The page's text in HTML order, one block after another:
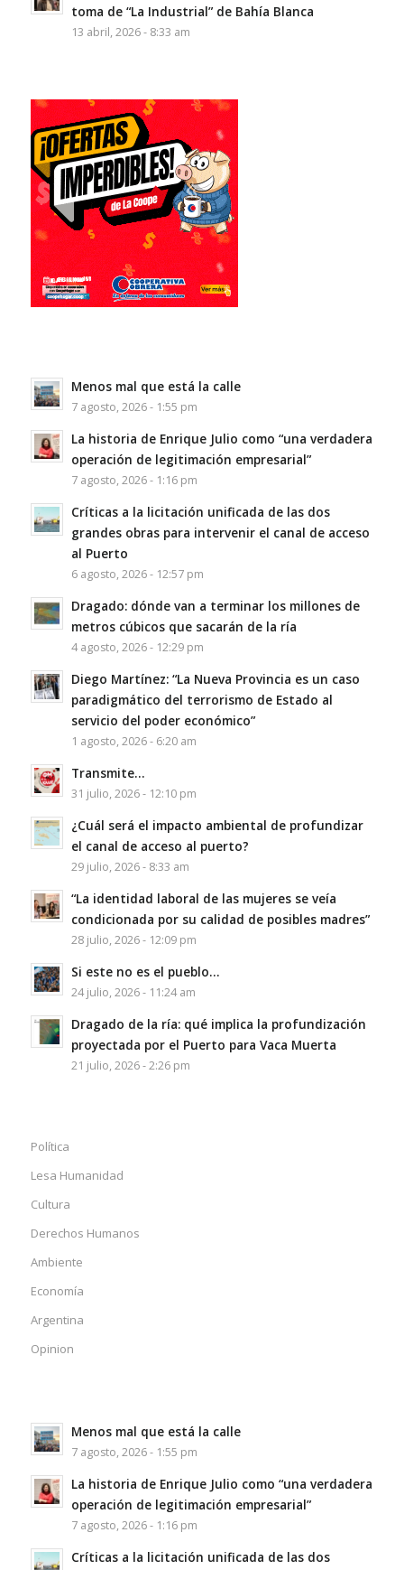
toma de “La Industrial” de Bahía Blanca
13 abril, 2026 - 8:33 am
Menos mal que está la calle
7 agosto, 2026 - 1:55 pm
La historia de Enrique Julio como “una verdadera
operación de legitimación empresarial”
7 agosto, 2026 - 1:16 pm
Críticas a la licitación unificada de las dos
grandes obras para intervenir el canal de acceso
al Puerto
6 agosto, 2026 - 12:57 pm
Dragado: dónde van a terminar los millones de
metros cúbicos que sacarán de la ría
4 agosto, 2026 - 12:29 pm
Diego Martínez: “La Nueva Provincia es un caso
paradigmático del terrorismo de Estado al
servicio del poder económico”
1 agosto, 2026 - 6:20 am
Transmite…
31 julio, 2026 - 12:10 pm
¿Cuál será el impacto ambiental de profundizar
el canal de acceso al puerto?
29 julio, 2026 - 8:33 am
“La identidad laboral de las mujeres se veía
condicionada por su calidad de posibles madres”
28 julio, 2026 - 12:09 pm
Si este no es el pueblo…
24 julio, 2026 - 11:24 am
Dragado de la ría: qué implica la profundización
proyectada por el Puerto para Vaca Muerta
21 julio, 2026 - 2:26 pm
Política
Lesa Humanidad
Cultura
Derechos Humanos
Ambiente
Economía
Argentina
Opinion
Menos mal que está la calle
7 agosto, 2026 - 1:55 pm
La historia de Enrique Julio como “una verdadera
operación de legitimación empresarial”
7 agosto, 2026 - 1:16 pm
Críticas a la licitación unificada de las dos